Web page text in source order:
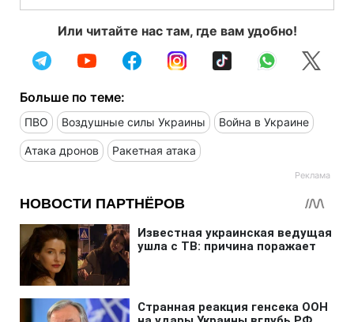
Или читайте нас там, где вам удобно!
Больше по теме:
ПВО Воздушные силы Украины Война в Украине
Атака дронов Ракетная атака